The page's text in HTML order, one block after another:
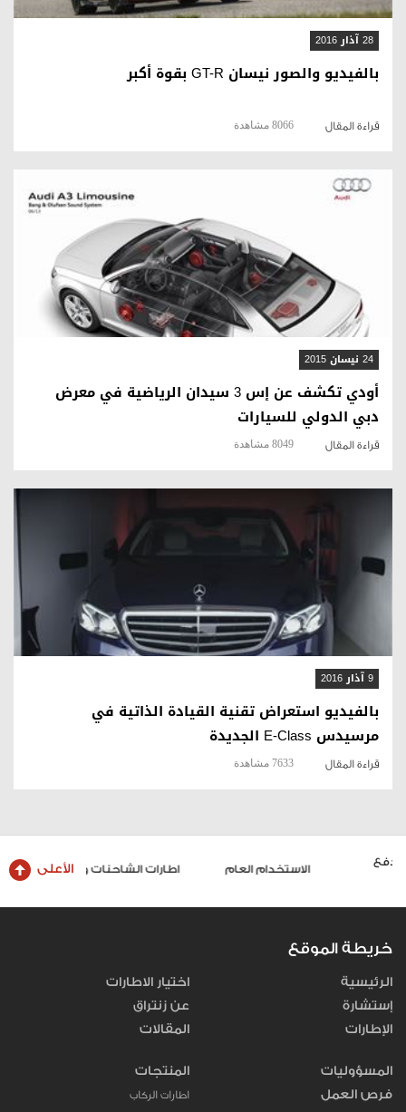
28 آذار 2016
بالفيديو والصور نيسان GT-R بقوة أكبر
قراءة المقال 8066 مشاهدة
قراءة المقال
24 نيسان 2015
أودي تكشف عن إس 3 سيدان الرياضية في معرض
دبي الدولي للسيارات
قراءة المقال 8049 مشاهدة
9 آذار 2016
بالفيديو استعراض تقنية القيادة الذاتية في
مرسيدس E-Class الجديدة
قراءة المقال 7633 مشاهدة
الاستخدام العام اطارات الشاحنات والحافلات الأعلى
خريطة الموقع
الرئيسية
إستشارة
الإطارات
اختيار الاطارات
عن زنتراق
المقالات
المسؤوليات
فرص العمل
المنتجات
اطارات الركاب